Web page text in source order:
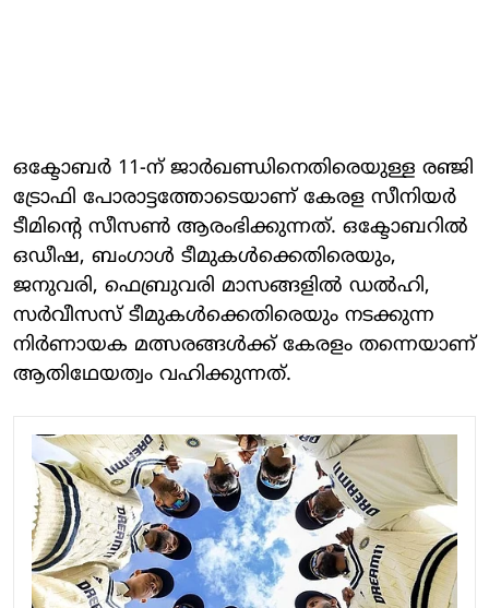
ഒക്ടോബർ 11-ന് ജാർഖണ്ഡിനെതിരെയുള്ള രഞ്ജി
ട്രോഫി പോരാട്ടത്തോടെയാണ് കേരള സീനിയർ
ടീമിൻ്റെ സീസൺ ആരംഭിക്കുന്നത്. ഒക്ടോബറിൽ
ഒഡീഷ, ബംഗാൾ ടീമുകൾക്കെതിരെയും,
ജനുവരി, ഫെബ്രുവരി മാസങ്ങളിൽ ഡൽഹി,
സർവീസസ് ടീമുകൾക്കെതിരെയും നടക്കുന്ന
നിർണായക മത്സരങ്ങൾക്ക് കേരളം തന്നെയാണ്
ആതിഥേയത്വം വഹിക്കുന്നത്.